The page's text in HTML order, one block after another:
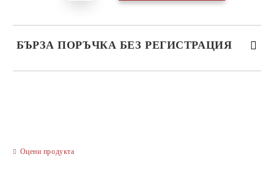
БЪРЗА ПОРЪЧКА БЕЗ РЕГИСТРАЦИЯ
Оцени продукта